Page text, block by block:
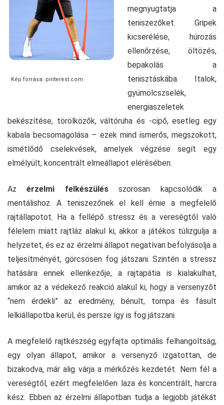
Kép forrása: pinterest.com
megnyugtatja a
teniszezőket. Gripek
kicserélése, húrozás
ellenőrzése, öltözés,
bepakolás a
tenisztáskába. Italok,
gyümölcszselék,
energiaszeletek
bekészítése, törölközők, váltóruha és -cipő, esetleg egy
kabala becsomagolása – ezek mind ismerős, megszokott,
ismétlődő cselekvések, amelyek végzése segít egy
elmélyült, koncentrált elmeállapot elérésében.
Azérzelmi felkészülésszorosan kapcsolódik a
mentálishoz. A teniszezőnek el kell érnie a megfelelő
rajtállapotot. Ha a fellépő stressz és a vereségtől való
félelem miatt rajtláz alakul ki, akkor a játékos túlizgulja a
helyzetet, és ez az érzelmi állapot negatívan befolyásolja a
teljesítményét, görcsösen fog játszani. Szintén a stressz
hatására ennek ellenkezője, a rajtapátia is kialakulhat,
amikor az a védekező reakció alakul ki, hogy a versenyzőt
“nem érdekli” az eredmény, bénult, tompa és fásult
lelkiállapotba kerül, és persze így is fog játszani.
A megfelelő rajtkészség egyfajta optimális felhangoltság,
egy olyan állapot, amikor a versenyző izgatottan, de
bizakodva, már alig várja a mérkőzés kezdetét. Nem fél a
vereségtől, ezért megfelelően laza és koncentrált, harcra
kész. Ebben az érzelmi állapotban tudja a legjobb játékát